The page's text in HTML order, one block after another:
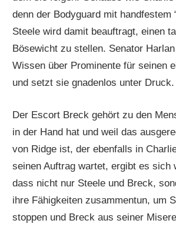
denn der Bodyguard mit handfestem
Steele wird damit beauftragt, einen
Bösewicht zu stellen. Senator
Wissen über Prominente für seinen
und setzt sie gnadenlos unter Druck.
Der Escort Breck gehört zu den
in der Hand hat und weil das
von Ridge ist, der ebenfalls in
seinen Auftrag wartet, ergibt es sich
dass nicht nur Steele und Breck,
ihre Fähigkeiten zusammentun, um
stoppen und Breck aus seiner